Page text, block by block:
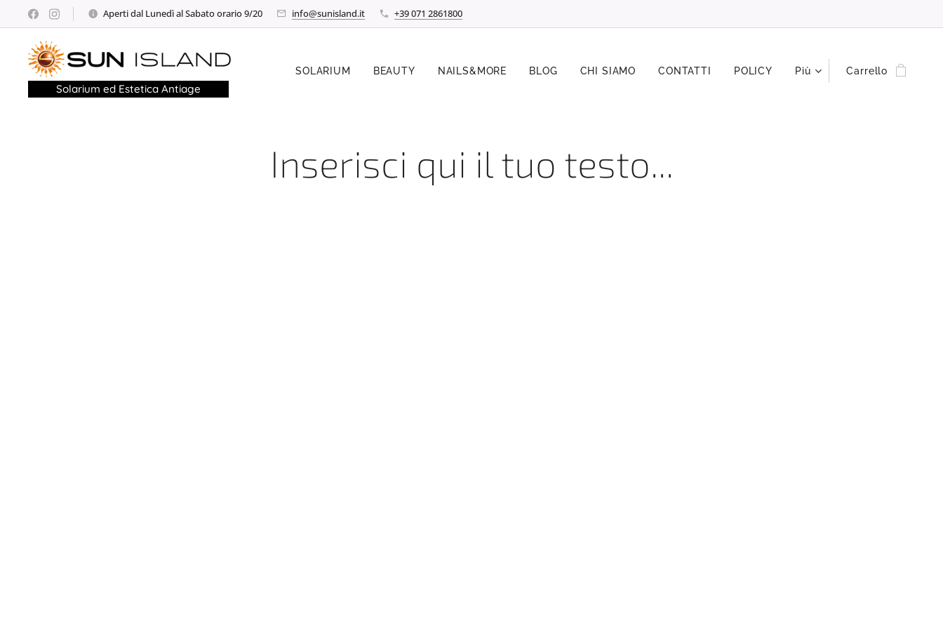
Aperti dal Lunedì al Sabato orario 9/20 info@sunisland.it +39 071 2861800
Solarium ed Estetica Antiage
SOLARIUM BEAUTY NAILS&MORE BLOG CHI SIAMO CONTATTI POLICY Più Carrello
Inserisci qui il tuo testo...